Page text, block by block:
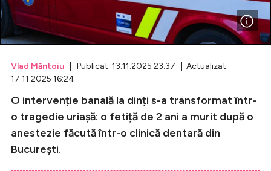
Celebrități
Breaking News
Vlad Măntoiu | Publicat: 13.11.2025 23:37 | Actualizat:
17.11.2025 16:24
O intervenție banală la dinți s-a transformat într-
o tragedie uriașă: o fetiță de 2 ani a murit după o
anestezie făcută într-o clinică dentară din
București.